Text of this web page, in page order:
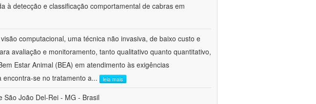
à detecção e classificação comportamental de cabras em
computacional, uma técnica não invasiva, de baixo custo e
avaliação e monitoramento, tanto qualitativo quanto quantitativo,
Estar Animal (BEA) em atendimento às exigências
encontra-se no tratamento a... leia mais
São João Del-Rei - MG - Brasil